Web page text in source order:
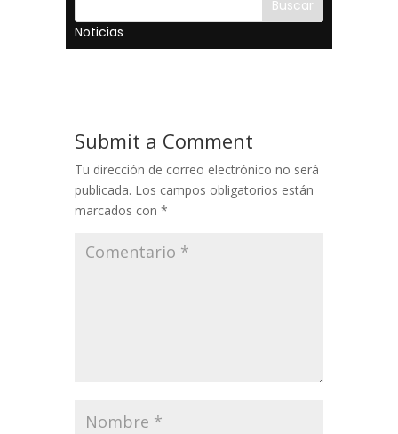
Buscar
Noticias
Submit a Comment
Tu dirección de correo electrónico no será
publicada. Los campos obligatorios están
marcados con *